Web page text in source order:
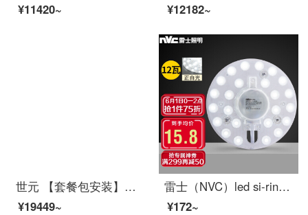
¥11420~
¥12182~
世元 【套餐包安装】北欧吊灯客厅灯現代简约大气家用大厅2021年新款灯臂发光客厅餐厅ランプ套餐 灯臂发光-客厅10头-三室二厅套餐3-全屋三色调光
¥19449~
雷士（NVC）led si-ring glat芯改造ランプパネル円形省エネ電球ランプ条贴片単灯盤12瓦白色光単色シガレット光源モジュール
¥172~